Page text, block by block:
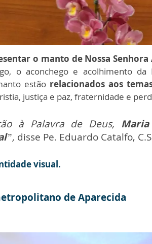
o manto de Nossa Senhora
o aconchego e acolhimento da
estão relacionados aos
justiça e paz, fraternidade e
à Palavra de Deus,
”, disse Pe. Eduardo Catalfo,
visual.
de Aparecida